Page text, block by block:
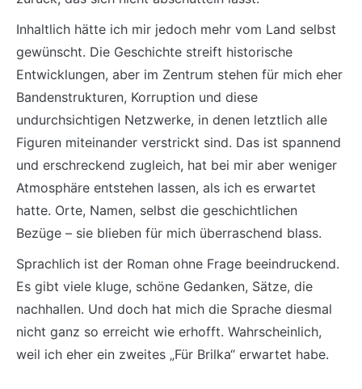
Inhaltlich hätte ich mir jedoch mehr vom Land selbst
gewünscht. Die Geschichte streift historische
Entwicklungen, aber im Zentrum stehen für mich eher
Bandenstrukturen, Korruption und diese
undurchsichtigen Netzwerke, in denen letztlich alle
Figuren miteinander verstrickt sind. Das ist spannend
und erschreckend zugleich, hat bei mir aber weniger
Atmosphäre entstehen lassen, als ich es erwartet
hatte. Orte, Namen, selbst die geschichtlichen
Bezüge – sie blieben für mich überraschend blass.
Sprachlich ist der Roman ohne Frage beeindruckend.
Es gibt viele kluge, schöne Gedanken, Sätze, die
nachhallen. Und doch hat mich die Sprache diesmal
nicht ganz so erreicht wie erhofft. Wahrscheinlich,
weil ich eher ein zweites „Für Brilka“ erwartet habe.